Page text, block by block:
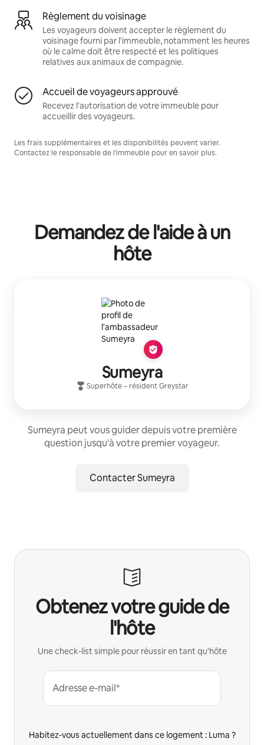
Règlement du voisinage
Les voyageurs doivent accepter le règlement du
voisinage fourni par l'immeuble, notamment les heures
où le calme doit être respecté et les politiques
relatives aux animaux de compagnie.
Accueil de voyageurs approuvé
Recevez l'autorisation de votre immeuble pour
accueillir des voyageurs.
Les frais supplémentaires et les disponibilités peuvent varier.
Contactez le responsable de l'immeuble pour en savoir plus.
Demandez de l'aide à un
hôte
Sumeyra
Superhôte– résidentGreystar
Sumeyra peut vous guider depuis votre première
question jusqu'à votre premier voyageur.
Contacter Sumeyra
Obtenez votre guide de
l'hôte
Une check-list simple pour réussir en tant qu'hôte
Adresse e-mail*
Habitez-vous actuellement dans ce logement : Luma ?